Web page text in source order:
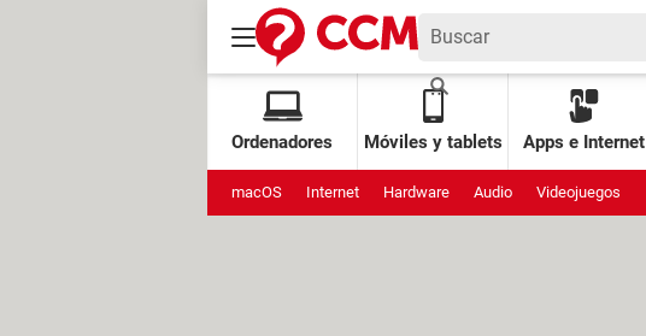
Ordenadores Móviles y tablets Apps e Internet
macOS Internet Hardware Audio Videojuegos